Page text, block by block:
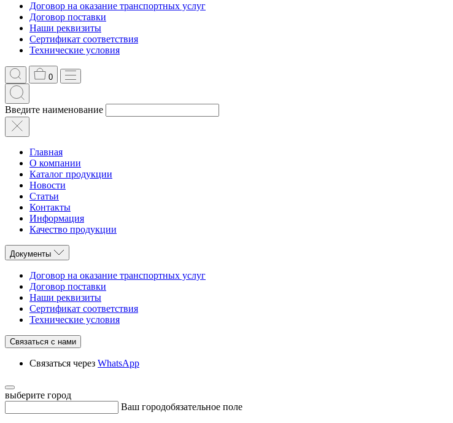
Договор на оказание транспортных услуг
Договор поставки
Наши реквизиты
Сертификат соответствия
Технические условия
0
Введите наименование
Главная
О компании
Каталог продукции
Новости
Статьи
Контакты
Информация
Качество продукции
Документы
Договор на оказание транспортных услуг
Договор поставки
Наши реквизиты
Сертификат соответствия
Технические условия
Связаться с нами
Связаться через WhatsApp
выберите город
Ваш городобязательное поле